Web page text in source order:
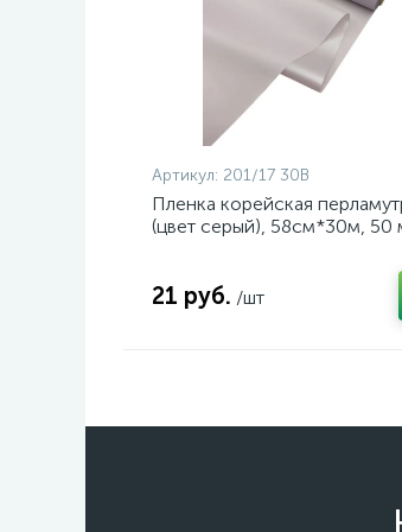
Артикул: 201/17 30B
Пленка корейская
(цвет серый), 58см*30м, 50
21 руб. /шт